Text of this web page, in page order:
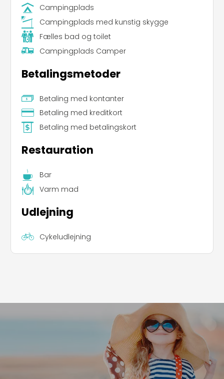
Campingplads
Campingplads med kunstig skygge
Fælles bad og toilet
Campingplads Camper
Betalingsmetoder
Betaling med kontanter
Betaling med kreditkort
Betaling med betalingskort
Restauration
Bar
Varm mad
Udlejning
Cykeludlejning